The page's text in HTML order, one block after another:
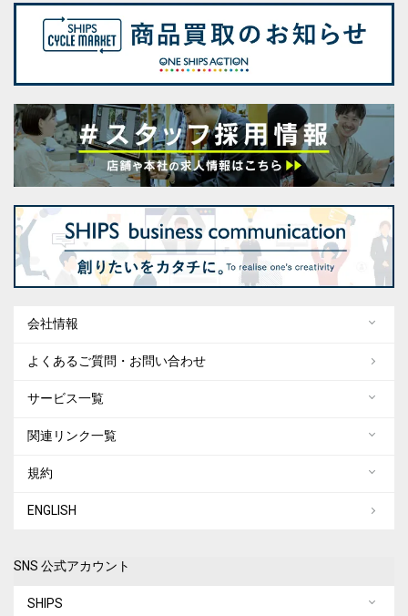
会社情報
よくあるご質問・お問い合わせ
サービス一覧
関連リンク一覧
規約
ENGLISH
SNS 公式アカウント
SHIPS